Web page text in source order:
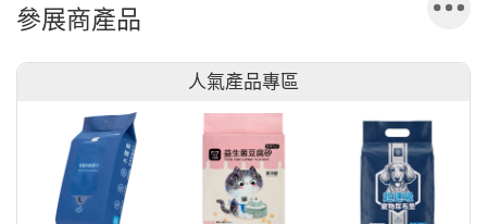
參展商產品
人氣產品專區